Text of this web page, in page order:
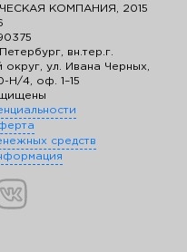
КОМПАНИЯ, 2015
вн.тер.г.
ул. Ивана Черных,
Н/4, оф. 1–15
средств